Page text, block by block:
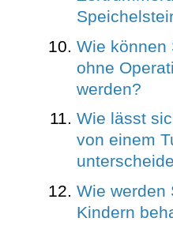
Wie können
ohne
werden?
Wie lässt
von einem
Wie werden
Kindern